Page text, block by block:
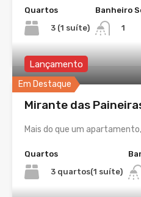
Quartos
3 (1 suíte)
Banheiro
1
Em Destaque
Lançamento
Mirante das
Mais do que um
Quartos
3 quartos(1 suíte)